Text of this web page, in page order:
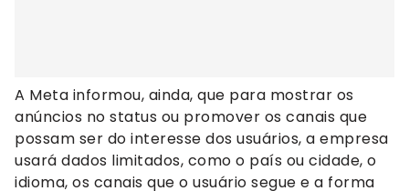
A Meta informou, ainda, que para mostrar os
anúncios no status ou promover os canais que
possam ser do interesse dos usuários, a empresa
usará dados limitados, como o país ou cidade, o
idioma, os canais que o usuário segue e a forma